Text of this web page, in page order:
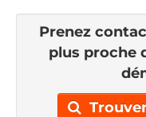
Prenez
plus proche